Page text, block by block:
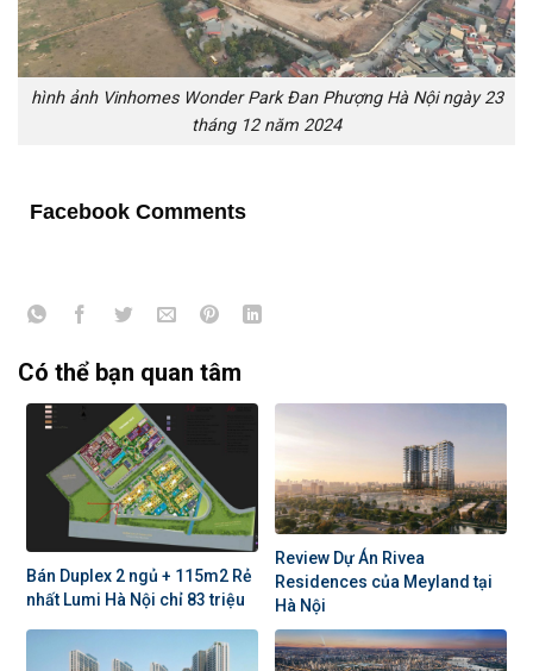
hình ảnh Vinhomes Wonder Park Đan Phượng Hà Nội ngày 23
tháng 12 năm 2024
Facebook Comments
Có thể bạn quan tâm
Bán Duplex 2 ngủ + 115m2 Rẻ
nhất Lumi Hà Nội chỉ 83 triệu
Review Dự Án Rivea
Residences của Meyland tại
Hà Nội